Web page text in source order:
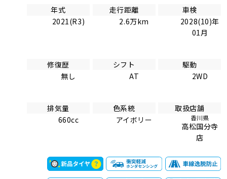
年式
2021(R3)
走行距離
2.6万km
車検
2028(10)年
01月
修復歴
無し
シフト
AT
駆動
2WD
排気量
660cc
色系統
アイボリー
取扱店舗
香川県
高松国分寺
店